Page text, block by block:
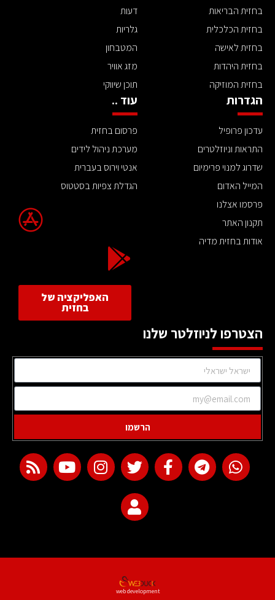
בחזית הבריאות
בחזית הכלכלית
בחזית לאישה
בחזית היהדות
בחזית המוזיקה
דעות
גלריות
המטבחון
מזג אוויר
תוכן שיווקי
הגדרות
עדכון פרופיל
התראות וניוזלטרים
שדרוג למנוי פרימיום
המייל האדום
פרסמו אצלנו
תקנון האתר
אודות בחזית מדיה
עוד ..
פרסום בחזית
מערכת ניהול לידים
אנטי וירוס בעברית
הגדלת צפיות בסטטוס
האפליקציה של
בחזית
הצטרפו לניוזלטר שלנו
הרשמו
web development